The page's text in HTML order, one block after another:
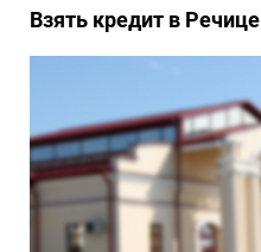
Взять кредит в Речице